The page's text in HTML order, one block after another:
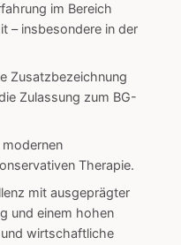
im Bereich
– insbesondere in der
Zusatzbezeichnung
Zulassung zum BG-
modernen
Therapie.
mit ausgeprägter
und einem hohen
wirtschaftliche